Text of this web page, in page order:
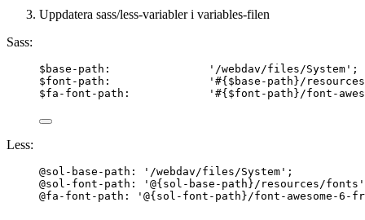
Uppdatera sass/less-variabler i variables-filen
Sass:
$base-path : ' /webdav/files/System ' ;
$font-path : ' #{$base-path} /
$fa-font-path : ' #{$font-path} /font-
Less:
@sol-base-path : ' /webdav/files/System ' ;
@sol-font-path : ' @{sol-base-path} /resources/fonts '
@fa-font-path : ' @{sol-font-path} /font-awesome-6-